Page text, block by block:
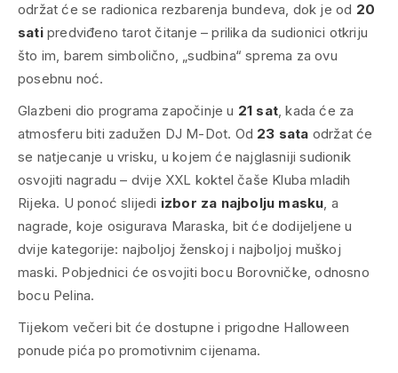
održat će se radionica rezbarenja bundeva, dok je od 20
satipredviđeno tarot čitanje – prilika da sudionici otkriju
što im, barem simbolično, „sudbina“ sprema za ovu
posebnu noć.
Glazbeni dio programa započinje u 21 sat, kada će za
atmosferu biti zadužen DJ M-Dot. Od 23 sata održat će
se natjecanje u vris­ku, u kojem će najglasniji sudionik
osvojiti nagradu – dvije XXL koktel čaše Kluba mladih
Rijeka. U ponoć slijedi izbor za najbolju masku, a
nagrade, koje osigurava Maraska, bit će dodijeljene u
dvije kategorije: najboljoj ženskoj i najboljoj muškoj
maski. Pobjednici će osvojiti bocu Borovničke, odnosno
bocu Pelina.
Tijekom večeri bit će dostupne i prigodne Halloween
ponude pića po promotivnim cijenama.